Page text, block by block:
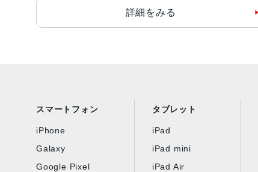
詳細をみる
スマートフォン
iPhone
Galaxy
Google Pixel
タブレット
iPad
iPad mini
iPad Air